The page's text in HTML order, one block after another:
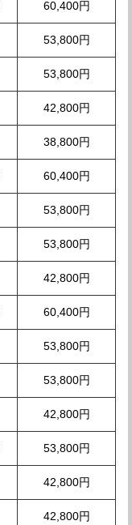
60,400円
53,800円
53,800円
42,800円
38,800円
60,400円
53,800円
53,800円
42,800円
60,400円
53,800円
53,800円
42,800円
53,800円
42,800円
42,800円